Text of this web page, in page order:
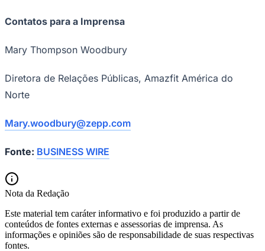
Contatos para a Imprensa
Mary Thompson Woodbury
Diretora de Relações Públicas, Amazfit América do
Norte
Mary.woodbury@zepp.com
Fonte: BUSINESS WIRE
Nota da Redação
Este material tem caráter informativo e foi produzido a partir de
conteúdos de fontes externas e assessorias de imprensa. As
informações e opiniões são de responsabilidade de suas respectivas
fontes.